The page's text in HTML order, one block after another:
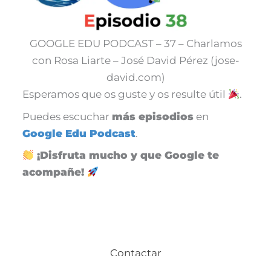
GOOGLE EDU PODCAST – 37 – Charlamos
con Rosa Liarte – José David Pérez (jose-
david.com)
Esperamos que os guste y os resulte útil
.
Puedes escuchar más episodios en
Google Edu Podcast.
¡Disfruta mucho y que Google te
acompañe!
Contactar